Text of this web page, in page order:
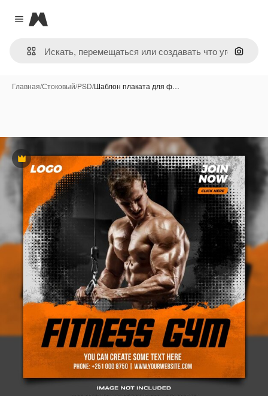
Close menu
Magnific
Поиск
Главная/Стоковый/PSD/Шаблон плаката для ф…
Премиум